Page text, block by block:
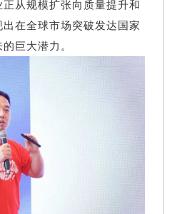
从规模扩张向质量提升和
在全球市场突破发达国家
巨大潜力。